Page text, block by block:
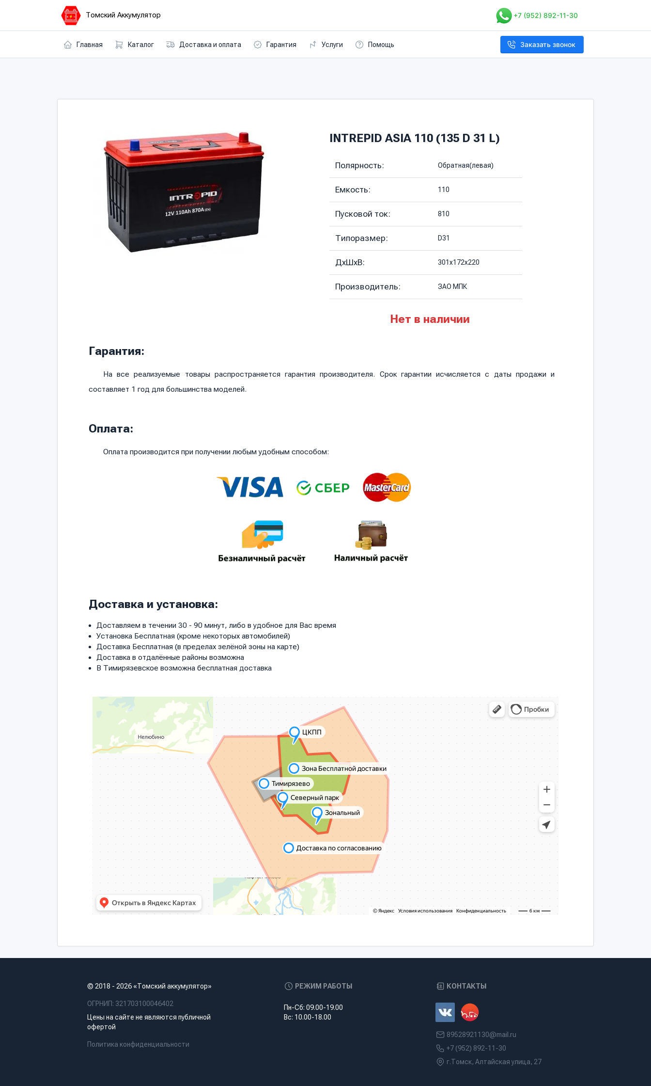
Томский Аккумулятор +7 (952) 892-11-30
Главная Каталог Доставка и оплата Гарантия Услуги Помощь Заказать звонок
INTREPID ASIA 110 (135 D 31 L)
Полярность: Обратная(левая)
Емкость: 110
Пусковой ток: 810
Типоразмер: D31
ДхШхВ: 301х172х220
Производитель: ЗАО МПК
Нет в наличии
Гарантия:
На все реализуемые товары распространяется гарантия производителя. Срок гарантии исчисляется с даты продажи и
составляет 1 год для большинства моделей.
Оплата:
Оплата производится при получении любым удобным способом:
Доставка и установка:
Доставляем в течении 30 - 90 минут, либо в удобное для Вас время
Установка Бесплатная (кроме некоторых автомобилей)
Доставка Бесплатная (в пределах зелёной зоны на карте)
Доставка в отдалённые районы возможна
В Тимирязевское возможна бесплатная доставка
© 2018 - 2026 «Томский аккумулятор»
ОГРНИП: 321703100046402
Цены на сайте не являются публичной
офертой
Политика конфиденциальности
РЕЖИМ РАБОТЫ
Пн-Сб: 09.00-19.00
Вс: 10.00-18.00
КОНТАКТЫ
89528921130@mail.ru
+7 (952) 892-11-30
г.Томск, Алтайская улица, 27